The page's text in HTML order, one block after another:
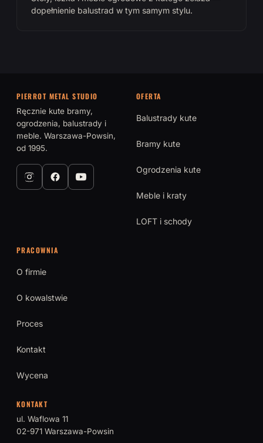
dopełnienie balustrad w tym samym stylu.
PIERROT METAL STUDIO
Ręcznie kute bramy,
ogrodzenia, balustrady i
meble. Warszawa-Powsin,
od 1995.
OFERTA
Balustrady kute
Bramy kute
Ogrodzenia kute
Meble i kraty
LOFT i schody
PRACOWNIA
O firmie
O kowalstwie
Proces
Kontakt
Wycena
KONTAKT
ul. Waflowa 11
02-971 Warszawa-Powsin